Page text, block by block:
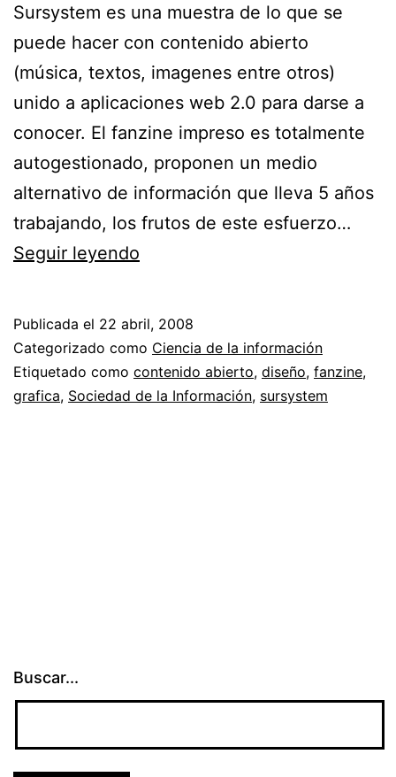
Sursystem es una muestra de lo que se
puede hacer con contenido abierto
(música, textos, imagenes entre otros)
unido a aplicaciones web 2.0 para darse a
conocer. El fanzine impreso es totalmente
autogestionado, proponen un medio
alternativo de información que lleva 5 años
trabajando, los frutos de este esfuerzo…
Seguir leyendo
fronteras
Publicada el 22 abril, 2008
Categorizado como Ciencia de la información
Etiquetado como contenido abierto, diseño, fanzine,
grafica, Sociedad de la Información, sursystem
Buscar...